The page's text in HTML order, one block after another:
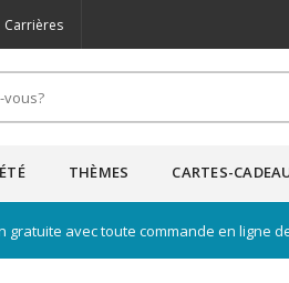
Carrières
ÉTÉ THÈMES CARTES-
gratuite avec toute commande en ligne